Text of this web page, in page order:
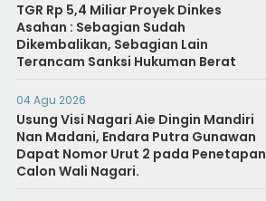
TGR Rp 5,4 Miliar Proyek Dinkes
Asahan : Sebagian Sudah
Dikembalikan, Sebagian Lain
Terancam Sanksi Hukuman Berat
04 Agu 2026
Usung Visi Nagari Aie Dingin Mandiri
Nan Madani, Endara Putra Gunawan
Dapat Nomor Urut 2 pada Penetapan
Calon Wali Nagari.